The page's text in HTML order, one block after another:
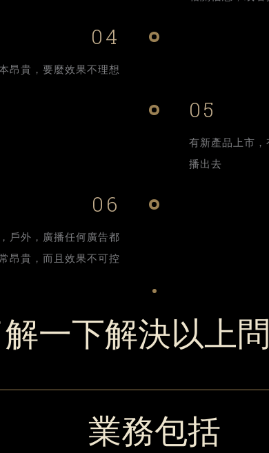
04
昂貴，要麼效果不理想
05
有新產品上市
播出去
06
戶外，廣播任何廣告都
昂貴，而且效果不可控
一下解決以上
業務包括